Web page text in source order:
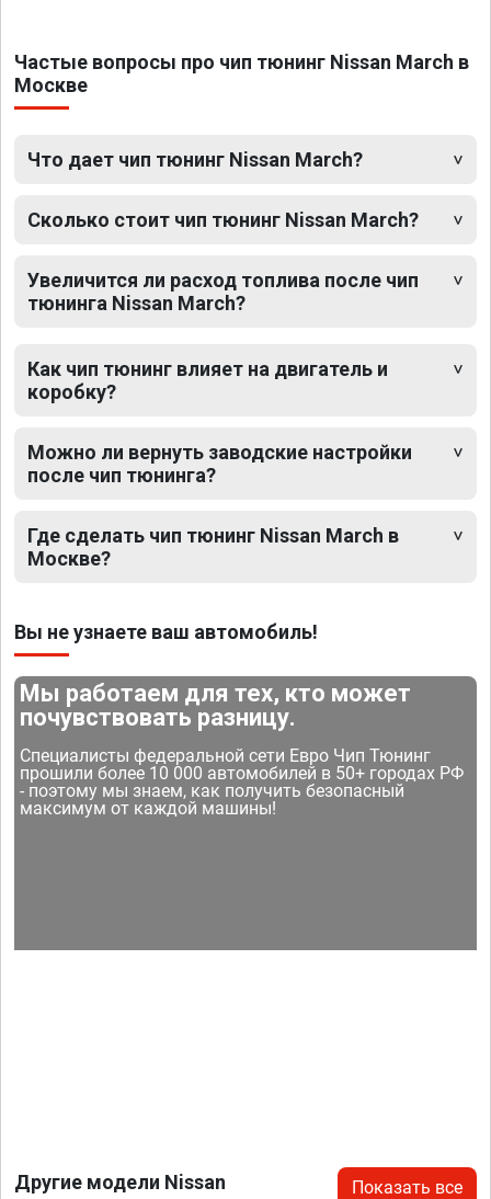
Частые вопросы про чип тюнинг Nissan March в
Москве
Что дает чип тюнинг Nissan March?
Сколько стоит чип тюнинг Nissan March?
Увеличится ли расход топлива после чип
тюнинга Nissan March?
Как чип тюнинг влияет на двигатель и
коробку?
Можно ли вернуть заводские настройки
после чип тюнинга?
Где сделать чип тюнинг Nissan March в
Москве?
Вы не узнаете ваш автомобиль!
Мы работаем для тех, кто может
почувствовать разницу.
Специалисты федеральной сети Евро Чип Тюнинг
прошили более 10 000 автомобилей в 50+ городах РФ
- поэтому мы знаем, как получить безопасный
максимум от каждой машины!
Другие модели Nissan Показать все